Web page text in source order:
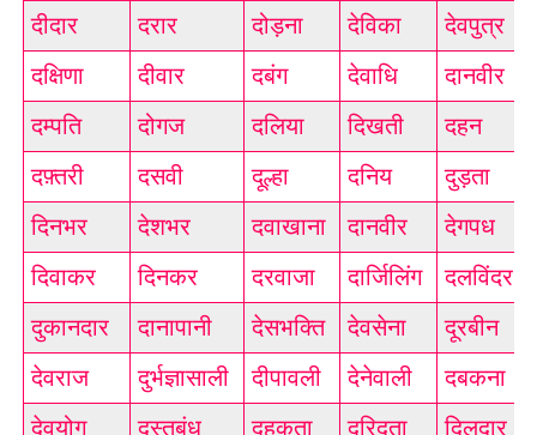
दीदार
दरार दोड़ना देविका
देवपुत्र
दक्षिणा
दीवार दबंग देवाधि
दानवीर
दम्पति
दोगज दलिया दिखती
दहन
दफ़्तरी
दसवी दूल्हा दनिय
दुड़ता
दिनभर
देशभर दवाखाना दानवीर
देगपध
दिवाकर
दिनकर दरवाजा दार्जिलिंग
दलविंदर
दुकानदार
दानापानी देसभक्ति देवसेना
दूरबीन
देवराज
दुर्भज्ञासाली दीपावली देनेवाली
दबकना
देवयोग
दस्तबंध दहकता दरिदता
दिलदार